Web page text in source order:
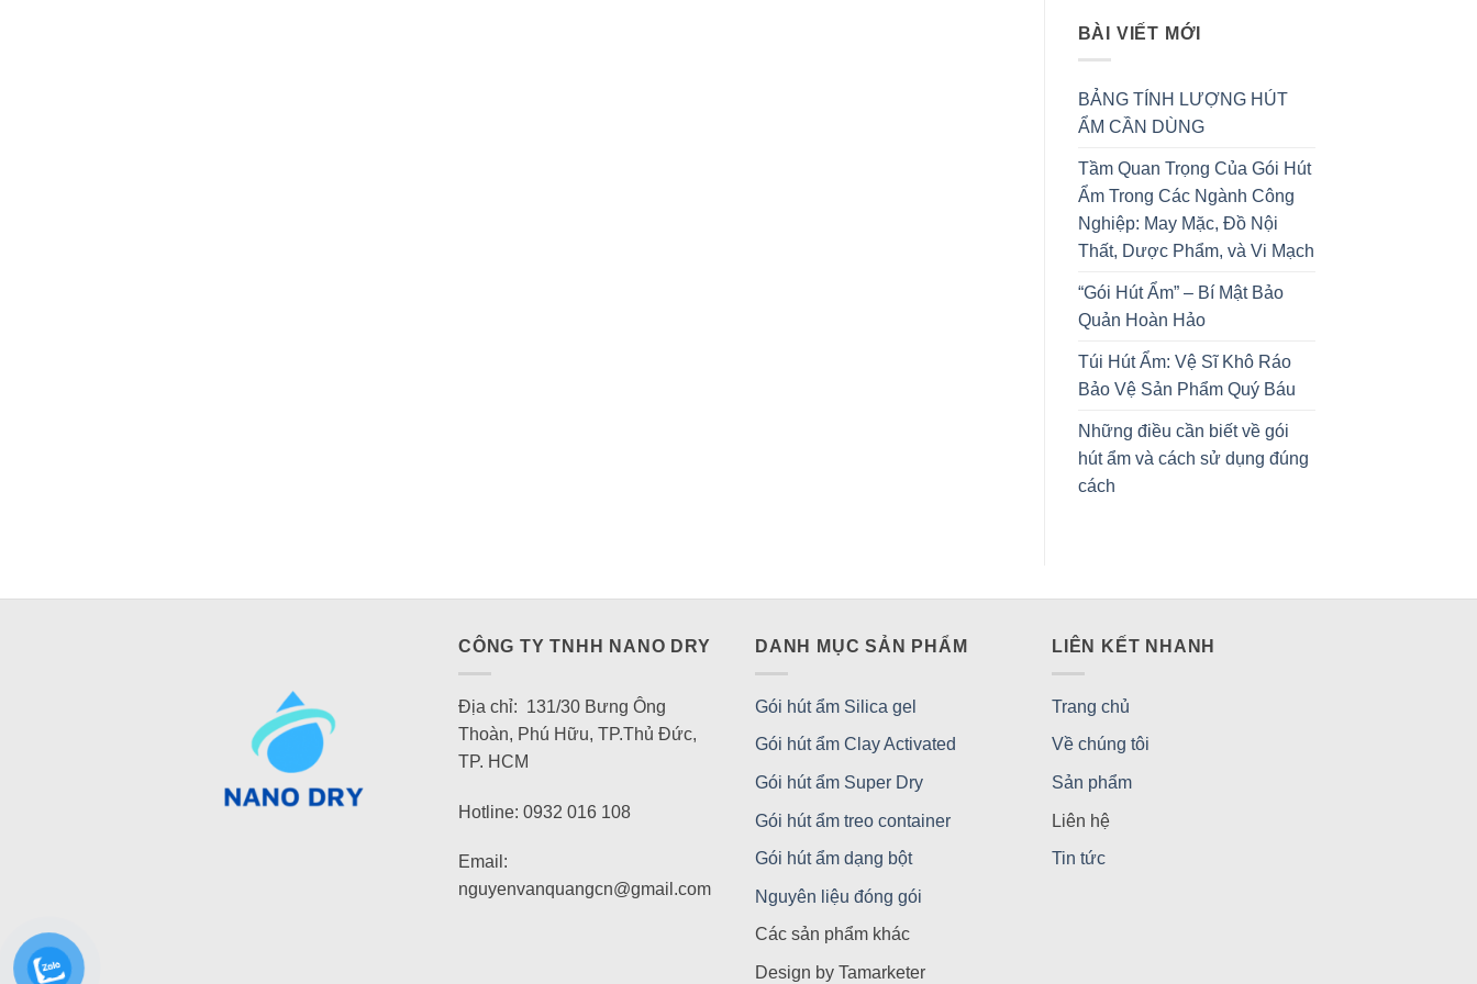
BÀI VIẾT MỚI
BẢNG TÍNH LƯỢNG HÚT
ẨM CẦN DÙNG
Tầm Quan Trọng Của Gói Hút
Ẩm Trong Các Ngành Công
Nghiệp: May Mặc, Đồ Nội
Thất, Dược Phẩm, và Vi Mạch
“Gói Hút Ẩm” – Bí Mật Bảo
Quản Hoàn Hảo
Túi Hút Ẩm: Vệ Sĩ Khô Ráo
Bảo Vệ Sản Phẩm Quý Báu
Những điều cần biết về gói
hút ẩm và cách sử dụng đúng
cách
CÔNG TY TNHH NANO DRY
Địa chỉ: 131/30 Bưng Ông
Thoàn, Phú Hữu, TP.Thủ Đức,
TP. HCM
Hotline: 0932 016 108
Email:
nguyenvanquangcn@gmail.com
DANH MỤC SẢN PHẨM
Gói hút ẩm Silica gel
Gói hút ẩm Clay Activated
Gói hút ẩm Super Dry
Gói hút ẩm treo container
Gói hút ẩm dạng bột
Nguyên liệu đóng gói
Các sản phẩm khác
Design by Tamarketer
LIÊN KẾT NHANH
Trang chủ
Về chúng tôi
Sản phẩm
Liên hệ
Tin tức